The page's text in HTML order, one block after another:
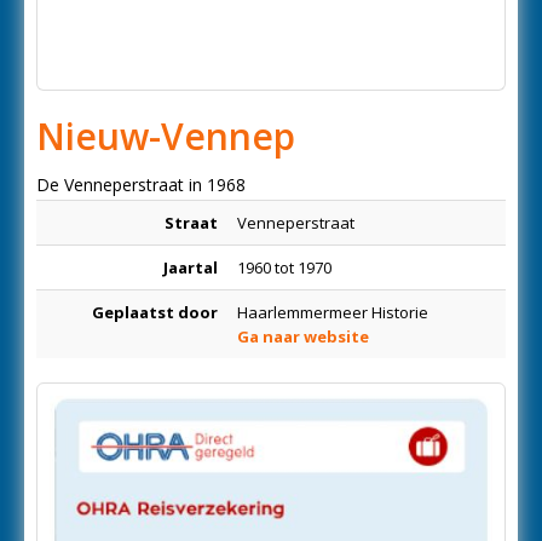
Nieuw-Vennep
De Venneperstraat in 1968
Straat Venneperstraat
Jaartal 1960 tot 1970
Geplaatst door
Haarlemmermeer Historie
Ga naar website